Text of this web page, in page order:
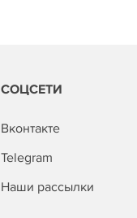
СОЦСЕТИ
Вконтакте
Telegram
Наши рассылки